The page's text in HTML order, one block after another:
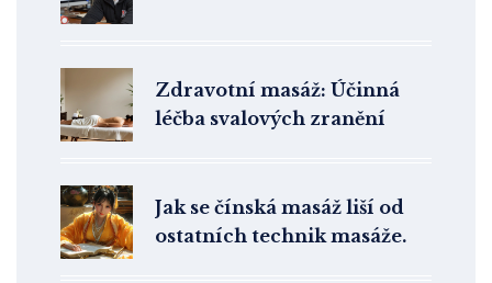
Zdravotní masáž: Účinná
léčba svalových zranění
Jak se čínská masáž liší od
ostatních technik masáže.